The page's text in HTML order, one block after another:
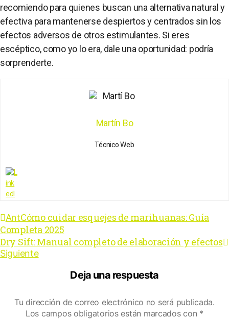
recomiendo para quienes buscan una alternativa natural y
efectiva para mantenerse despiertos y centrados sin los
efectos adversos de otros estimulantes. Si eres
escéptico, como yo lo era, dale una oportunidad: podría
sorprenderte.
Martín Bo
Técnico Web
AntCómo cuidar esquejes de marihuanas: Guía
Completa 2025
Dry Sift: Manual completo de elaboración y efectos
Siguiente
Deja una respuesta
Tu dirección de correo electrónico no será publicada.
Los campos obligatorios están marcados con *